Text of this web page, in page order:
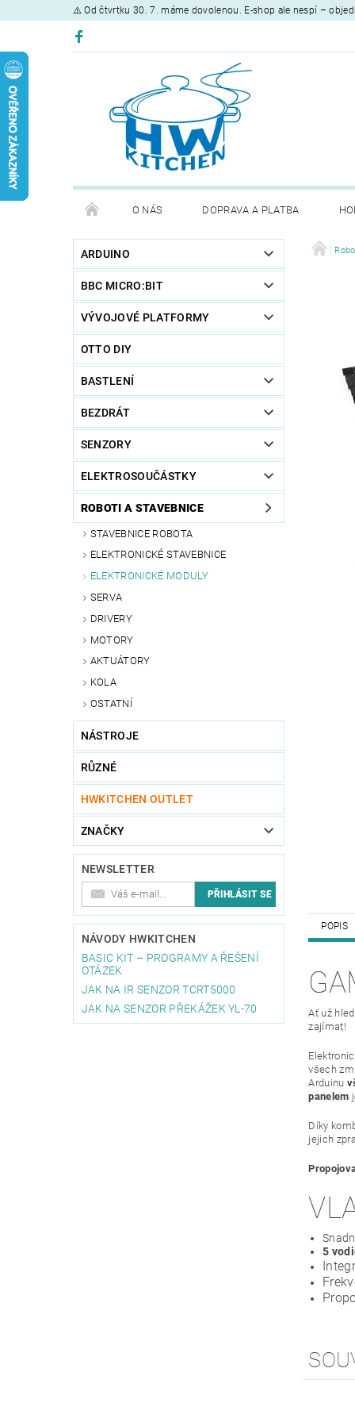
⚠️ Od čtvrtku 30. 7. máme dovolenou. E-shop ale nespí –
O NÁS DOPRAVA A PLATBA
ARDUINO
BBC MICRO:BIT
VÝVOJOVÉ PLATFORMY
OTTO DIY
BASTLENÍ
BEZDRÁT
SENZORY
ELEKTROSOUČÁSTKY
ROBOTI A STAVEBNICE
STAVEBNICE ROBOTA
ELEKTRONICKÉ STAVEBNICE
ELEKTRONICKÉ MODULY
SERVA
DRIVERY
MOTORY
AKTUÁTORY
KOLA
OSTATNÍ
NÁSTROJE
RŮZNÉ
HWKITCHEN OUTLET
ZNAČKY
NEWSLETTER
NÁVODY HWKITCHEN
BASIC KIT – PROGRAMY A ŘEŠENÍ
OTÁZEK
JAK NA IR SENZOR TCRT5000
JAK NA SENZOR PŘEKÁŽEK YL-70
POPIS
Ať už
zajímat!
všech
Arduinu
panelem
Díky
jejich
5